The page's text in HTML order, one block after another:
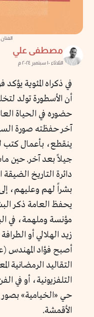
مصطفى علي
الثلاثاء ١٠ سبتمبر ٢٠٢٤ م
أن الأسطورة تولد
حضوره في الحياة
آخر حفظته صورة
ينقطع، بأعمال كتب
دائرة التاريخ
بشراً لهم وعليهم،
يحفظ العامة ذكر
مؤنسة وملهمة، في
زيد الهلالي أو
أصبح فؤاد المهندس
التقاليد الرمضانية
التلفزيونية، أو في
حي «الخيامية» بصور
الأقمشة.